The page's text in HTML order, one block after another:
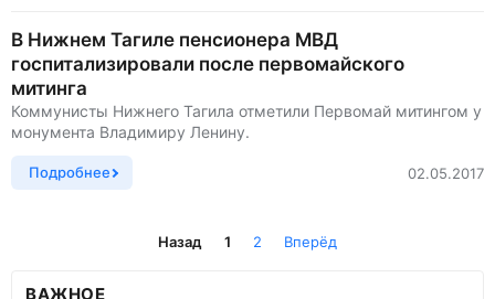
В Нижнем Тагиле пенсионера МВД
госпитализировали после первомайского
митинга
Коммунисты Нижнего Тагила отметили Первомай митингом у
монумента Владимиру Ленину.
Подробнее 02.05.2017
Назад 1 2 Вперёд
ВАЖНОЕ